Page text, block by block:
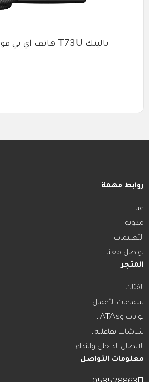
يالينك T73U هاتف آي بي فون للأعمال
روابط مهمة
عنا
مدونة
التعليمات
تواصل معنا
المتجر
الفئات
سماعات الأعمال...
بوابات وATAs...
شاشات تفاعلية...
الاتصال الداخلي والنداء...
معلومات التواصل